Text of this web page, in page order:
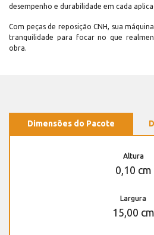
desempenho e durabilidade em cada
Com peças de reposição CNH, sua
tranquilidade para focar no que
obra.
Dimensões do Pacote
Altura
0,10 cm
Largura
15,00 cm